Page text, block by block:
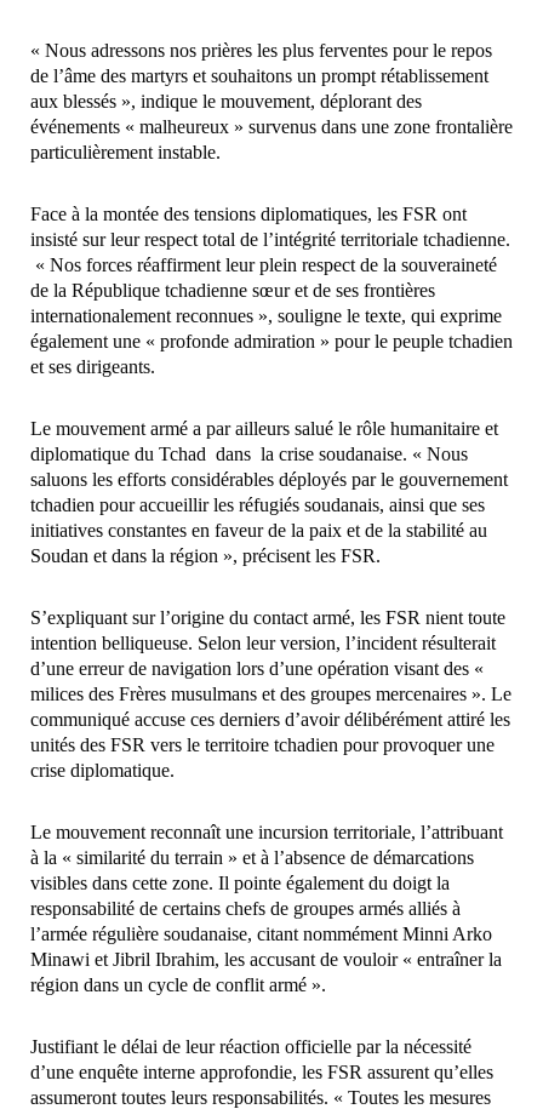
« Nous adressons nos prières les plus ferventes pour le repos
de l’âme des martyrs et souhaitons un prompt rétablissement
aux blessés », indique le mouvement, déplorant des
événements « malheureux » survenus dans une zone frontalière
particulièrement instable.
Face à la montée des tensions diplomatiques, les FSR ont
insisté sur leur respect total de l’intégrité territoriale tchadienne.
« Nos forces réaffirment leur plein respect de la souveraineté
de la République tchadienne sœur et de ses frontières
internationalement reconnues », souligne le texte, qui exprime
également une « profonde admiration » pour le peuple tchadien
et ses dirigeants.
Le mouvement armé a par ailleurs salué le rôle humanitaire et
diplomatique du Tchad dans la crise soudanaise. « Nous
saluons les efforts considérables déployés par le gouvernement
tchadien pour accueillir les réfugiés soudanais, ainsi que ses
initiatives constantes en faveur de la paix et de la stabilité au
Soudan et dans la région », précisent les FSR.
S’expliquant sur l’origine du contact armé, les FSR nient toute
intention belliqueuse. Selon leur version, l’incident résulterait
d’une erreur de navigation lors d’une opération visant des «
milices des Frères musulmans et des groupes mercenaires ». Le
communiqué accuse ces derniers d’avoir délibérément attiré les
unités des FSR vers le territoire tchadien pour provoquer une
crise diplomatique.
Le mouvement reconnaît une incursion territoriale, l’attribuant
à la « similarité du terrain » et à l’absence de démarcations
visibles dans cette zone. Il pointe également du doigt la
responsabilité de certains chefs de groupes armés alliés à
l’armée régulière soudanaise, citant nommément Minni Arko
Minawi et Jibril Ibrahim, les accusant de vouloir « entraîner la
région dans un cycle de conflit armé ».
Justifiant le délai de leur réaction officielle par la nécessité
d’une enquête interne approfondie, les FSR assurent qu’elles
assumeront toutes leurs responsabilités. « Toutes les mesures